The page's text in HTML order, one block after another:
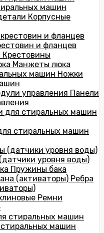
машин
Корпусные
и фланцев
Крестовины
Манжеты люка
Ножки
Панели
стиральных машин
уровня воды)
Пружины бака
Ребра
Ремни
машин